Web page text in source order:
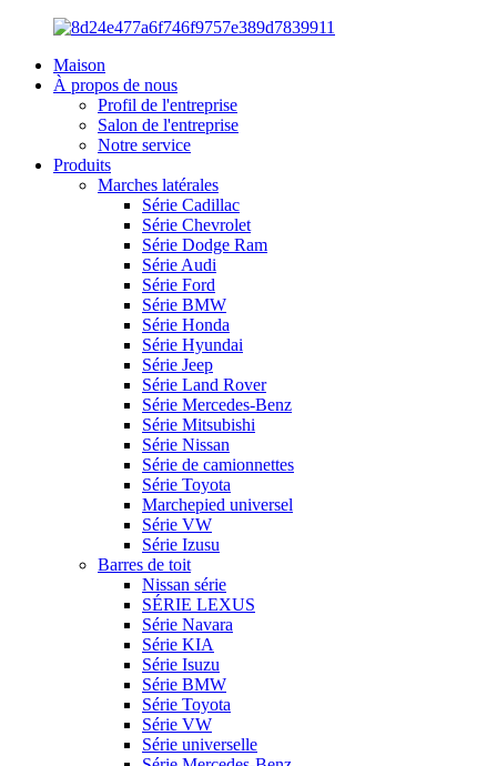
Maison
À propos de nous
Profil de l'entreprise
Salon de l'entreprise
Notre service
Produits
Marches latérales
Série Cadillac
Série Chevrolet
Série Dodge Ram
Série Audi
Série Ford
Série BMW
Série Honda
Série Hyundai
Série Jeep
Série Land Rover
Série Mercedes-Benz
Série Mitsubishi
Série Nissan
Série de camionnettes
Série Toyota
Marchepied universel
Série VW
Série Izusu
Barres de toit
Nissan série
SÉRIE LEXUS
Série Navara
Série KIA
Série Isuzu
Série BMW
Série Toyota
Série VW
Série universelle